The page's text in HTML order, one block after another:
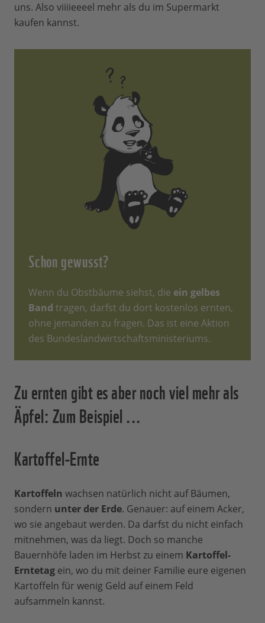
uns. Also viiiieeeel mehr als du im Supermarkt
kaufen kannst.
Schon gewusst?
Wenn du Obstbäume siehst, die ein gelbes
Band tragen, darfst du dort kostenlos ernten,
ohne jemanden zu fragen. Das ist eine Aktion
des Bundeslandwirtschaftsministeriums.
Zu ernten gibt es aber noch viel mehr als
Äpfel: Zum Beispiel ...
Kartoffel-Ernte
Kartoffeln wachsen natürlich nicht auf Bäumen,
sondern unter der Erde. Genauer: auf einem Acker,
wo sie angebaut werden. Da darfst du nicht einfach
mitnehmen, was da liegt. Doch so manche
Bauernhöfe laden im Herbst zu einem Kartoffel-
Erntetag ein, wo du mit deiner Familie eure eigenen
Kartoffeln für wenig Geld auf einem Feld
aufsammeln kannst.